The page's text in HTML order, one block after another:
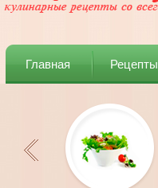
Главная Рецепты